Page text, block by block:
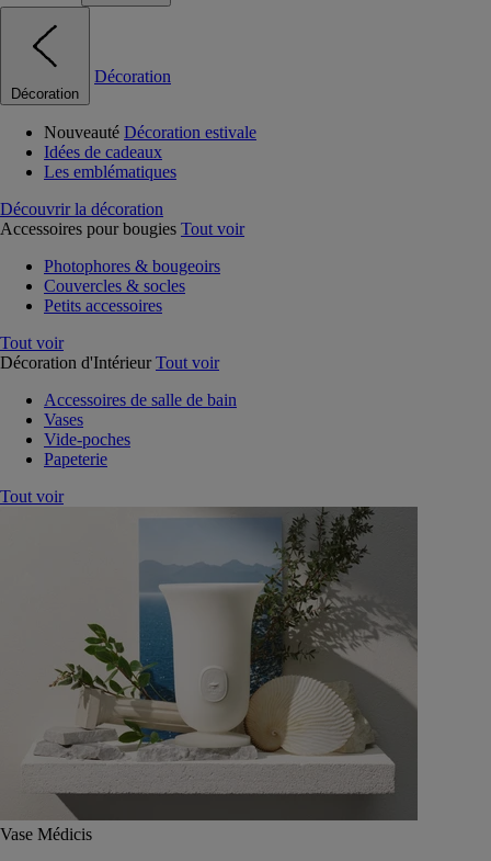
Décoration
Décoration
Nouveauté Décoration estivale
Idées de cadeaux
Les emblématiques
Découvrir la décoration
Accessoires pour bougies Tout voir
Photophores & bougeoirs
Couvercles & socles
Petits accessoires
Tout voir
Décoration d'Intérieur Tout voir
Accessoires de salle de bain
Vases
Vide-poches
Papeterie
Tout voir
Vase Médicis